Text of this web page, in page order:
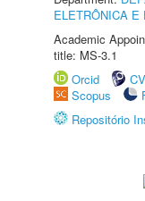
ELETRÔNICA E
Academic
title: MS-3.1
Orcid
Scopus
Repositório